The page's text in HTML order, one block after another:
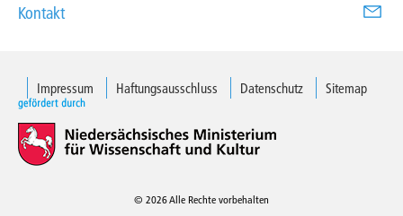
Kontakt
Impressum Haftungsausschluss Datenschutz Sitemap
© 2026 Alle Rechte vorbehalten